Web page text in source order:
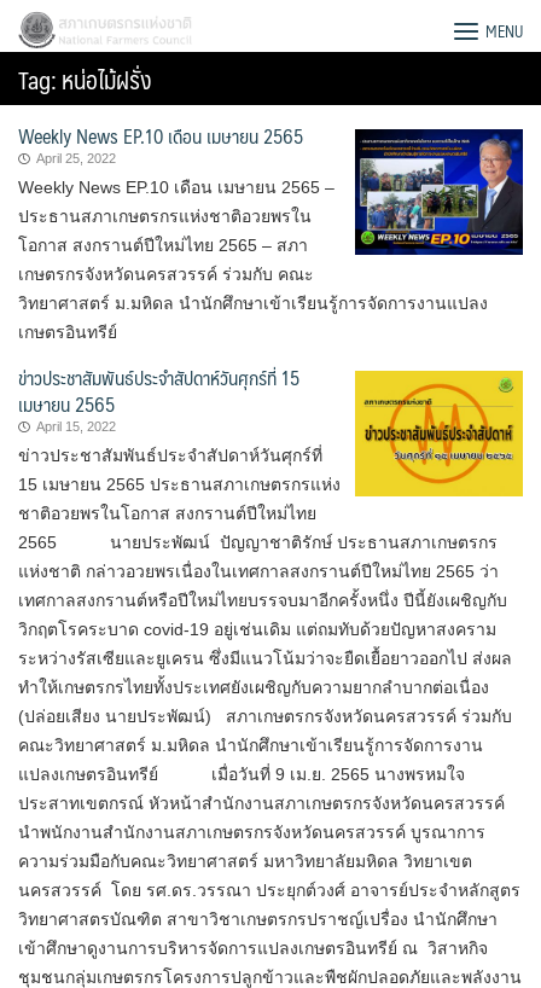
Skip
content
Search
for:
สภาเกษตรกรแห่งชาติ MENU
Tag:หน่อไม้ฝรั่ง
Weekly News EP.10 เดือน เมษายน 2565
April 25, 2022
Weekly News EP.10 เดือน เมษายน 2565 –
ประธานสภาเกษตรกรแห่งชาติอวยพรใน
โอกาส สงกรานต์ปีใหม่ไทย 2565 – สภา
เกษตรกรจังหวัดนครสวรรค์ ร่วมกับ คณะ
วิทยาศาสตร์ ม.มหิดล นำนักศึกษาเข้าเรียนรู้การจัดการงานแปลง
เกษตรอินทรีย์
ข่าวประชาสัมพันธ์ประจำสัปดาห์วันศุกร์ที่ 15
เมษายน 2565
April 15, 2022
ข่าวประชาสัมพันธ์ประจำสัปดาห์วันศุกร์ที่
15 เมษายน 2565 ประธาน​สภา​เกษตรกร​แห่ง
ชาติ​อวยพรในโอกาส สงกรานต์ปีใหม่ไทย
2565 นายประพัฒน์ ปัญญาชาติรักษ์ ประธานสภาเกษตรกร
แห่งชาติ กล่าวอวยพรเนื่องในเทศกาลสงกรานต์ปีใหม่ไทย 2565 ว่า
เทศกาลสงกรานต์หรือปีใหม่ไทยบรรจบมาอีกครั้งหนึ่ง ปีนี้ยังเผชิญกับ
วิกฤตโรคระบาด covid-19 อยู่เช่นเดิม แต่ถมทับด้วยปัญหาสงคราม
ระหว่างรัสเซียและยูเครน ซึ่งมีแนวโน้มว่าจะยืดเยื้อยาวออกไป ส่งผล
ทำให้เกษตรกรไทยทั้งประเทศยังเผชิญกับความยากลำบากต่อเนื่อง​
(ปล่อยเสียง​ นายป​ระพัฒน์) สภาเกษตรกรจังหวัด​นครสวรรค์ ร่วมกับ​
คณะ​วิทยาศาสตร์​ ม.มหิดล นำนักศึกษาเข้าเรียนรู้การจัดการงาน
แปลงเกษตรอินทรีย์ เมื่อวันที่ 9 เม.ย. 2565 นางพรหมใจ
ประสาทเขตกรณ์ หัวหน้าสำนักงานสภาเกษตรกรจังหวัดนครสวรรค์​
นำพนักงานสำนักงานสภาเกษตรกรจังหวัดนครสวรรค์ บูรณาการ
ความร่วมมือกับคณะวิทยาศาสตร์ มหาวิทยาลัยมหิดล วิทยาเขต
นครสวรรค์​ โดย รศ.ดร.วรรณา ประยุกต์วงศ์ อาจารย์​ประจำหลักสูตร
วิทยาศาสตรบัณฑิต สาขาวิชาเกษตรกรปราชญ์เปรื่อง​ นำนักศึกษา
เข้าศึกษาดูงานการบริหารจัดการแปลงเกษตรอินทรีย์ ณ วิสาหกิจ
ชุมชนกลุ่มเกษตรกรโครงการปลูกข้าวและพืชผักปลอดภัยและพลังงาน